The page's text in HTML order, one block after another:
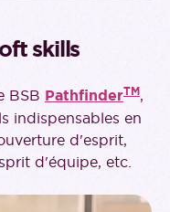
projects
skills
BSB PathfinderTM,
indispensables en
d'esprit,
d'équipe, etc.